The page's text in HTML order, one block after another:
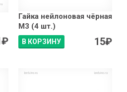
₽
Гайка нейлоновая чёрная
М3 (4 шт.)
В КОРЗИНУ 15₽